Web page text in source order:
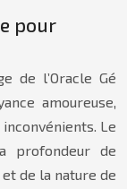
pour
de l’Oracle Gé
amoureuse,
Le
profondeur de
de la nature de